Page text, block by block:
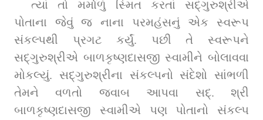
ત્યાં તો મર્માળું સ્મિત કરતાં સદ્‌ગુરુશ્રીએ
પોતાના જેવું જ નાના પરમહંસનું એક સ્વરૂપ
સંકલ્પથી પ્રગટ કર્યું. પછી તે સ્વરૂપને
સદ્‌ગુરુશ્રીએ બાળકૃષ્ણદાસજી સ્વામીને બોલાવવા
મોકલ્યું. સદ્‌ગુરુશ્રીના સંકલ્પનો સંદેશો સાંભળી
તેમને વળતો જવાબ આપવા સદ્‌. શ્રી
બાળકૃષ્ણદાસજી સ્વામીએ પણ પોતાનો સંકલ્પ